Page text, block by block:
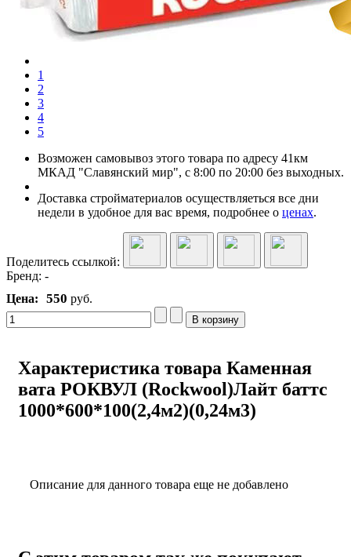
1
2
3
4
5
Возможен самовывоз этого товара по адресу 41км
МКАД "Славянский мир", с 8:00 по 20:00 без выходных.
Доставка стройматериалов осуществляеться все дни
недели в удобное для вас время, подробнее о ценах.
Поделитесь ссылкой:
Бренд: -
Цена:
550 руб.
Характеристика товара Каменная
вата РОКВУЛ (Rockwool)Лайт баттс
1000*600*100(2,4м2)(0,24м3)
Описание для данного товара еще не добавлено